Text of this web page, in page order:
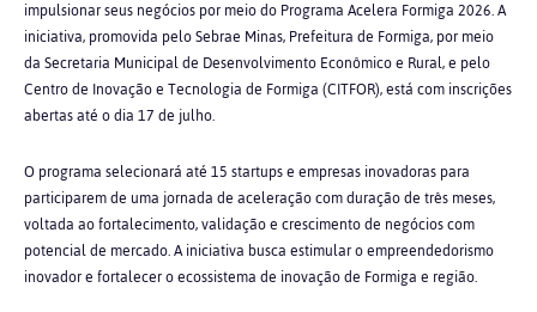
impulsionar seus negócios por meio do Programa Acelera Formiga 2026. A
iniciativa, promovida pelo Sebrae Minas, Prefeitura de Formiga, por meio
da Secretaria Municipal de Desenvolvimento Econômico e Rural, e pelo
Centro de Inovação e Tecnologia de Formiga (CITFOR), está com inscrições
abertas até o dia 17 de julho.
O programa selecionará até 15 startups e empresas inovadoras para
participarem de uma jornada de aceleração com duração de três meses,
voltada ao fortalecimento, validação e crescimento de negócios com
potencial de mercado. A iniciativa busca estimular o empreendedorismo
inovador e fortalecer o ecossistema de inovação de Formiga e região.